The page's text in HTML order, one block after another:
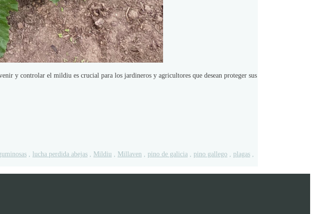
y controlar el mildiu es crucial para los jardineros y agricultores que desean proteger sus
, lucha perdida abejas , Mildiu , Millaven , pino de galicia , pino gallego , plagas ,